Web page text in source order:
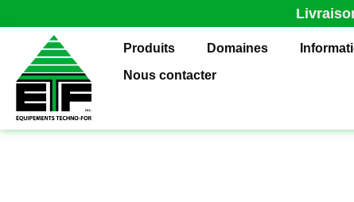
Produits Domaines
Nous contacter